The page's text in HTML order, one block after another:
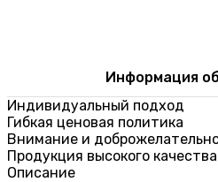
Информация
Индивидуальный подход
Гибкая ценовая политика
Внимание и
Продукция высокого качества
Описание